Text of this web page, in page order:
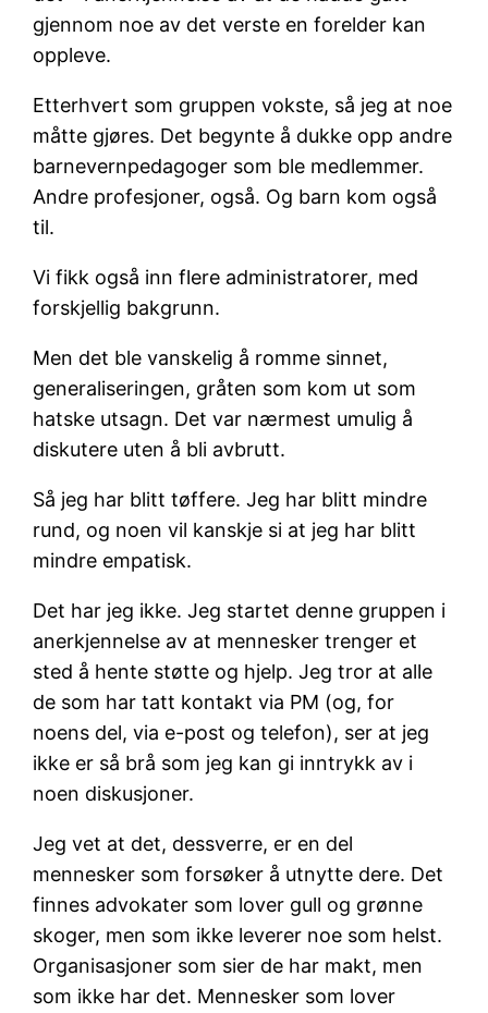
gjennom noe av det verste en forelder kan
oppleve.
Etterhvert som gruppen vokste, så jeg at noe
måtte gjøres. Det begynte å dukke opp andre
barnevernpedagoger som ble medlemmer.
Andre profesjoner, også. Og barn kom også
til.
Vi fikk også inn flere administratorer, med
forskjellig bakgrunn.
Men det ble vanskelig å romme sinnet,
generaliseringen, gråten som kom ut som
hatske utsagn. Det var nærmest umulig å
diskutere uten å bli avbrutt.
Så jeg har blitt tøffere. Jeg har blitt mindre
rund, og noen vil kanskje si at jeg har blitt
mindre empatisk.
Det har jeg ikke. Jeg startet denne gruppen i
anerkjennelse av at mennesker trenger et
sted å hente støtte og hjelp. Jeg tror at alle
de som har tatt kontakt via PM (og, for
noens del, via e-post og telefon), ser at jeg
ikke er så brå som jeg kan gi inntrykk av i
noen diskusjoner.
Jeg vet at det, dessverre, er en del
mennesker som forsøker å utnytte dere. Det
finnes advokater som lover gull og grønne
skoger, men som ikke leverer noe som helst.
Organisasjoner som sier de har makt, men
som ikke har det. Mennesker som lover